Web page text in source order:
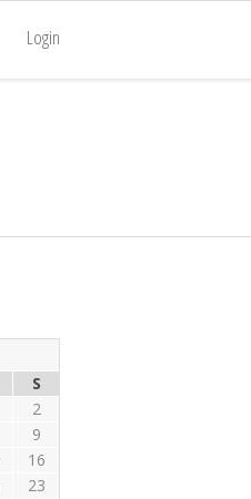
Login
S
2
9
16
23